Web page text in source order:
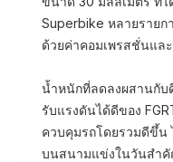
Superbike หลายราย
ด้วยค่าคอมเพรสชั่นแล
น้ำหนักที่ลดลงผสานกับ
รับแรงดันได้ดีของ
ควบคุมรถโดยรวมดีขึ้
บนสนามแข่งในวันสำคั